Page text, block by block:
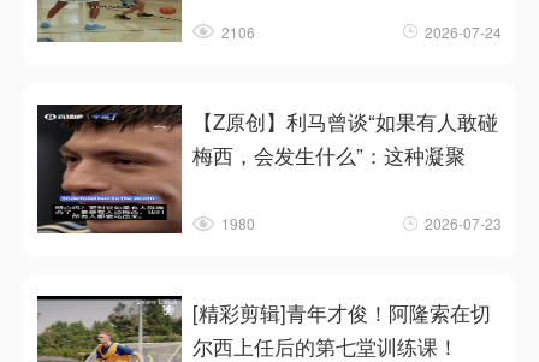
2106 2026-07-24
【Z原创】利马曾谈“如果有人敢碰
梅西，会发生什么”：这种凝聚
1980 2026-07-23
[精彩剪辑]青年才俊！阿隆索在切
尔西上任后的第七堂训练课！